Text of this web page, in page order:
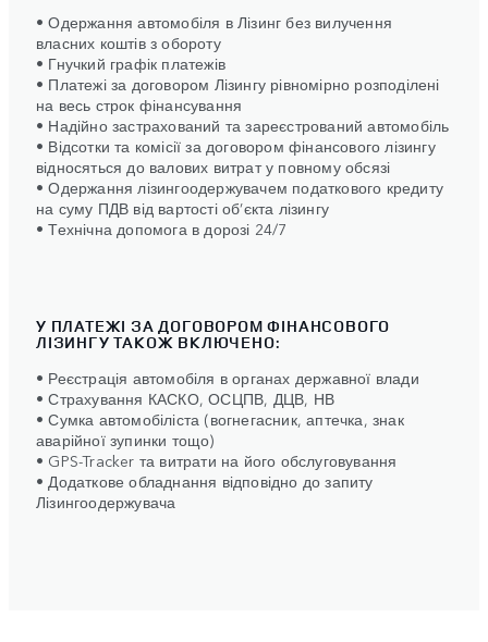
• Одержання автомобіля в Лізинг без вилучення
власних коштів з обороту
• Гнучкий графік платежів
• Платежі за договором Лізингу рівномірно розподілені
на весь строк фінансування
• Надійно застрахований та зареєстрований автомобіль
• Відсотки та комісії за договором фінансового лізингу
відносяться до валових витрат у повному обсязі
• Одержання лізингоодержувачем податкового кредиту
на суму ПДВ від вартості об’єкта лізингу
• Технічна допомога в дорозі 24/7
У ПЛАТЕЖІ ЗА ДОГОВОРОМ ФІНАНСОВОГО
ЛІЗИНГУ ТАКОЖ ВКЛЮЧЕНО:
• Реєстрація автомобіля в органах державної влади
• Страхування КАСКО, ОСЦПВ, ДЦВ, НВ
• Сумка автомобіліста (вогнегасник, аптечка, знак
аварійної зупинки тощо)
• GPS-Tracker та витрати на його обслуговування
• Додаткове обладнання відповідно до запиту
Лізингоодержувача